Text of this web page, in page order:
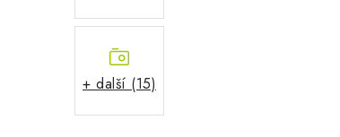
+ další (15)